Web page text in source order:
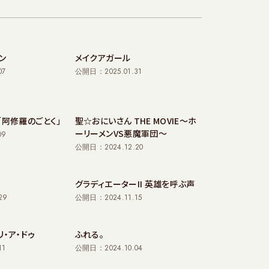
メイクアガール
公開日：2025.01.31
修羅のごとく」
聖☆おにいさん THE MOVIE～ホ
ーリーメンVS悪魔軍団～
公開日：2024.12.20
グラディエーターII 英雄を呼ぶ声
公開日：2024.11.15
ア・ドゥ ふれる。
公開日：2024.10.04